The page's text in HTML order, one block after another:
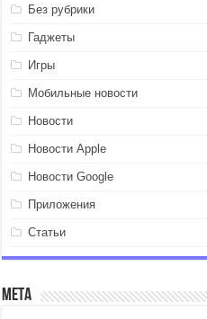
Без рубрики
Гаджеты
Игры
Мобильные новости
Новости
Новости Apple
Новости Google
Приложения
Статьи
Мета